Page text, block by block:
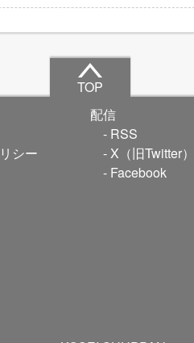
TOP
シー
配信
RSS
X（旧Twitter）
Facebook